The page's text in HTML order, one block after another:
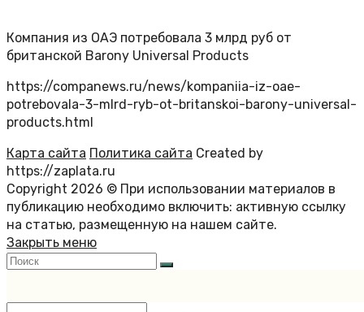
Компания из ОАЭ потребовала 3 млрд руб от
британской Barony Universal Products
https://companews.ru/news/kompaniia-iz-oae-
potrebovala-3-mlrd-ryb-ot-britanskoi-barony-universal-
products.html
Карта сайта Политика сайта Created by
https://zaplata.ru
Copyright 2026 © При использовании материалов в
публикацию необходимо включить: активную ссылку
на статью, размещенную на нашем сайте.
Закрыть меню